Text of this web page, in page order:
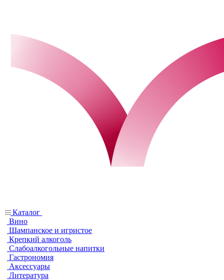
Каталог
Вино
Шампанское и игристое
Крепкий алкоголь
Слабоалкогольные напитки
Гастрономия
Аксессуары
Литература